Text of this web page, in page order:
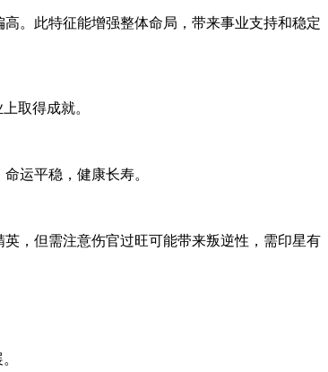
。此特征能增强整体命局，带来事业支持和稳定
取得成就。
运平稳，健康长寿。
，但需注意伤官过旺可能带来叛逆性，需印星有